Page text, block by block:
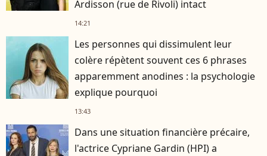
Ardisson (rue de Rivoli) intact
14:21
Les personnes qui dissimulent leur
colère répètent souvent ces 6 phrases
apparemment anodines : la psychologie
explique pourquoi
13:43
Dans une situation financière précaire,
l'actrice Cypriane Gardin (HPI) a